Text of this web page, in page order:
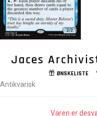
Jaces
ØNSKELISTE
Antikvarisk
Varen er